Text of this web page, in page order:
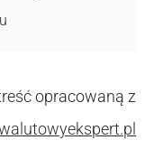
opracowaną z